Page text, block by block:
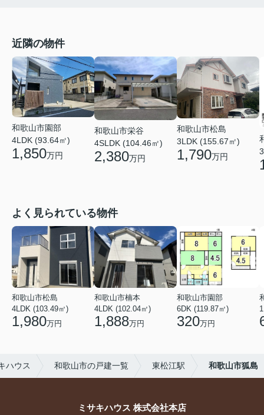
近隣の物件
和歌山市園部
4LDK (93.64㎡)
1,850万円
和歌山市栄谷
4SLDK (104.46㎡)
2,380万円
和歌山市松島
3LDK (155.67㎡)
1,790万円
よく見られている物件
和歌山市松島
4LDK (103.49㎡)
1,980万円
和歌山市楠本
4LDK (102.04㎡)
1,888万円
和歌山市園部
6DK (119.87㎡)
320万円
ハウス 和歌山市の戸建一覧 東松江駅 和歌山市狐島
ミサキハウス 株式会社本店